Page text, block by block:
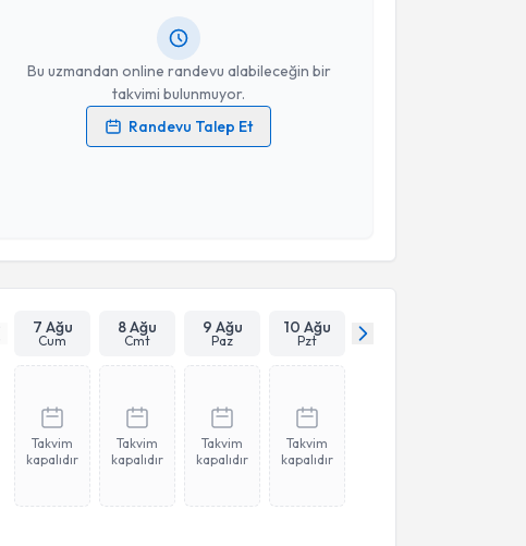
Bu uzmandan online randevu alabileceğin bir
takvimi bulunmuyor.
Randevu Talep Et
Kişisel verilerimin işlenmesine ilişkinAydınlatma Metni
Takvim Talebini Gönder
7 Ağu
Cum
8 Ağu
Cmt
9 Ağu
Paz
10 Ağu
Pzt
Takvim
kapalıdır
Takvim
kapalıdır
Takvim
kapalıdır
Takvim
kapalıdır